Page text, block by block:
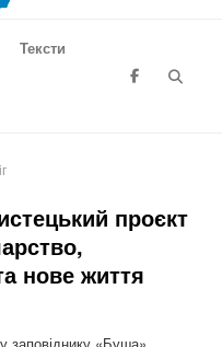
Тексти
проєкт
нове життя